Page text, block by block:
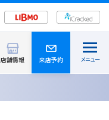
店舗情報 来店予約 メニュー